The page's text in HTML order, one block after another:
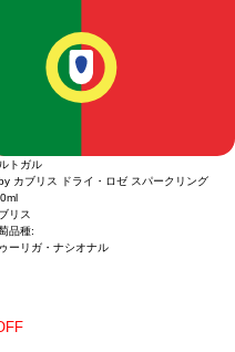
に変更されますのでご了承くださ
トガル
カブリス ドライ・ロゼ スパークリング
リス
品種:
ーリガ・ナシオナル